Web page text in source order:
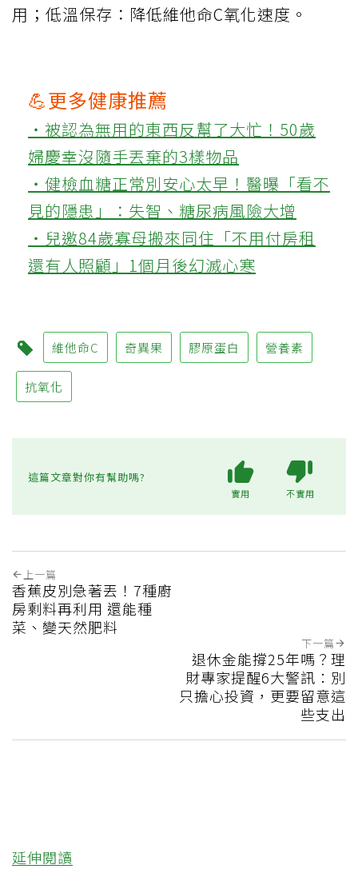
用；低溫保存：降低維他命C氧化速度。
💪更多健康推薦
‧被認為無用的東西反幫了大忙！50歲
婦慶幸沒隨手丟棄的3樣物品
‧健檢血糖正常別安心太早！醫曝「看不
見的隱患」：失智、糖尿病風險大增
‧兒邀84歲寡母搬來同住「不用付房租
還有人照顧」1個月後幻滅心寒
維他命C 奇異果 膠原蛋白 營養素
抗氧化
這篇文章對你有幫助嗎?
實用 不實用
上一篇
香蕉皮別急著丟！7種廚
房剩料再利用 還能種
菜、變天然肥料
下一篇
退休金能撐25年嗎？理
財專家提醒6大警訊：別
只擔心投資，更要留意這
些支出
延伸閱讀